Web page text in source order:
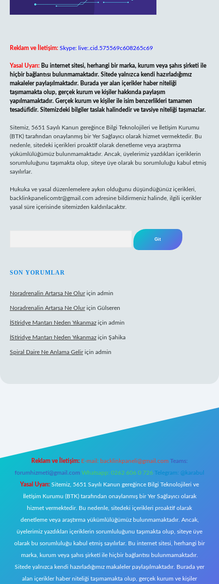
Reklam ve İletişim: Skype: live:.cid.575569c608265c69
Yasal Uyarı: Bu internet sitesi, herhangi bir marka, kurum veya şahıs şirketi ile
hiçbir bağlantısı bulunmamaktadır. Sitede yalnızca kendi hazırladığımız
makaleler paylaşılmaktadır. Burada yer alan içerikler haber niteliği
taşımamakta olup, gerçek kurum ve kişiler hakkında paylaşım
yapılmamaktadır. Gerçek kurum ve kişiler ile isim benzerlikleri tamamen
tesadüfidir. Sitemizdeki bilgiler taslak halindedir ve tavsiye niteliği taşımazlar.
Sitemiz, 5651 Sayılı Kanun gereğince Bilgi Teknolojileri ve İletişim Kurumu
(BTK) tarafından onaylanmış bir Yer Sağlayıcı olarak hizmet vermektedir. Bu
nedenle, sitedeki içerikleri proaktif olarak denetleme veya araştırma
yükümlülüğümüz bulunmamaktadır. Ancak, üyelerimiz yazdıkları içeriklerin
sorumluluğunu taşımakta olup, siteye üye olarak bu sorumluluğu kabul etmiş
sayılırlar.
Hukuka ve yasal düzenlemelere aykırı olduğunu düşündüğünüz içerikleri,
backlinkpanelicomtr@gmail.com adresine bildirmeniz halinde, ilgili içerikler
yasal süre içerisinde sitemizden kaldırılacaktır.
SON YORUMLAR
Noradrenalin Artarsa Ne Oluriçin admin
Noradrenalin Artarsa Ne Oluriçin Gülseren
İStiridye Mantarı Neden Yıkanmaz için admin
İStiridye Mantarı Neden Yıkanmaz için Şahika
Spiral Daire Ne Anlama Geliriçin admin
Reklam ve İletişim: E-mail: backlinkpaneli@gmail.com Teams:
forumhizmeti@gmail.com Whatsapp: 0262 606 0 726 Telegram: @karabul
Yasal Uyarı: Sitemiz, 5651 Sayılı Kanun gereğince Bilgi Teknolojileri ve
İletişim Kurumu (BTK) tarafından onaylanmış bir Yer Sağlayıcı olarak
hizmet vermektedir. Bu nedenle, sitedeki içerikleri proaktif olarak
denetleme veya araştırma yükümlülüğümüz bulunmamaktadır. Ancak,
üyelerimiz yazdıkları içeriklerin sorumluluğunu taşımakta olup, siteye üye
olarak bu sorumluluğu kabul etmiş sayılırlar. Bu internet sitesi, herhangi bir
marka, kurum veya şahıs şirketi ile hiçbir bağlantısı bulunmamaktadır.
Sitede yalnızca kendi hazırladığımız makaleler paylaşılmaktadır. Burada yer
alan içerikler haber niteliği taşımamakta olup, gerçek kurum ve kişiler